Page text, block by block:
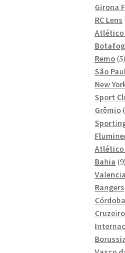
Girona
RC Lens
Atlético
Remo 55
São
New
Sport
Grêmio
Atlético
Bahia 99
Rangers
Cruzeiro